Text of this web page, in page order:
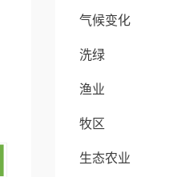
气候变化
洗绿
渔业
牧区
生态农业